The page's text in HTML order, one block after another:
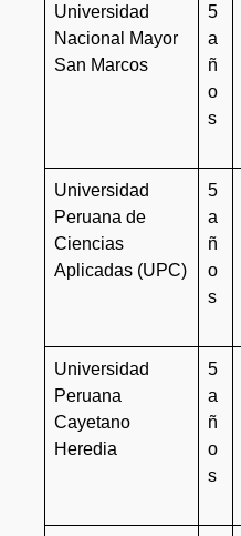
Universidad
Nacional Mayor
San Marcos
5
a
ñ
o
s
Universidad
Peruana de
Ciencias
Aplicadas (UPC)
5
a
ñ
o
s
Universidad
Peruana
Cayetano
Heredia
5
a
ñ
o
s